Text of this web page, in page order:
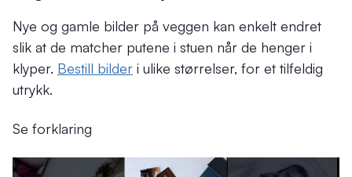
Nye og gamle bilder på veggen kan enkelt endret
slik at de matcher putene i stuen når de henger i
klyper. Bestill bilder i ulike størrelser, for et tilfeldig
utrykk.
Se forklaring
;